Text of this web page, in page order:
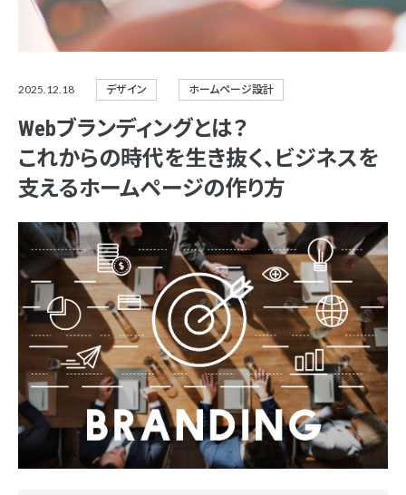
2025.12.18 デザイン ホームページ設計
Webブランディングとは？
これからの時代を生き抜く、ビジネスを
支えるホームページの作り方